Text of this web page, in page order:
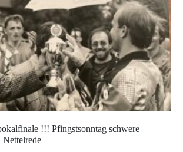
!!! Pfingstsonntag schwere
Nettelrede